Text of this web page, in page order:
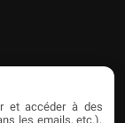
et accéder à des
les emails, etc.),